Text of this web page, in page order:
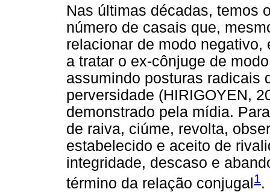
Nas últimas décadas, temos
número de casais que,
relacionar de modo
a tratar o ex-cônjuge de
assumindo posturas radicais
perversidade (HIRIGOYEN,
demonstrado pela mídia.
de raiva, ciúme, revolta,
estabelecido e aceito de
integridade, descaso e
término da relação conjugal 1.